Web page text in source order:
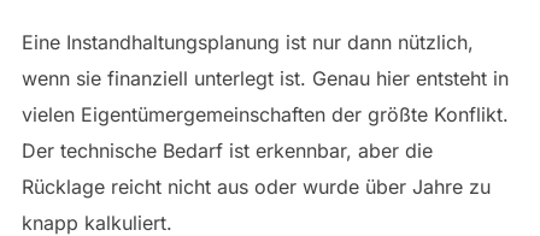
Eine Instandhaltungsplanung ist nur dann nützlich,
wenn sie finanziell unterlegt ist. Genau hier entsteht in
vielen Eigentümergemeinschaften der größte Konflikt.
Der technische Bedarf ist erkennbar, aber die
Rücklage reicht nicht aus oder wurde über Jahre zu
knapp kalkuliert.